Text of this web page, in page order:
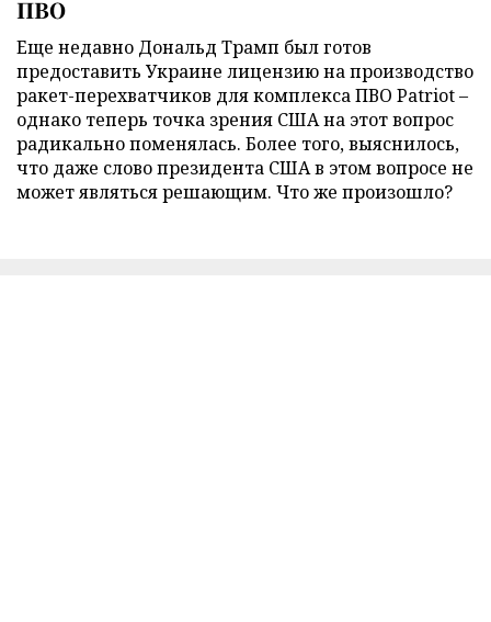
ПВО
Еще недавно Дональд Трамп был готов
предоставить Украине лицензию на производство
ракет-перехватчиков для комплекса ПВО Patriot –
однако теперь точка зрения США на этот вопрос
радикально поменялась. Более того, выяснилось,
что даже слово президента США в этом вопросе не
может являться решающим. Что же произошло?